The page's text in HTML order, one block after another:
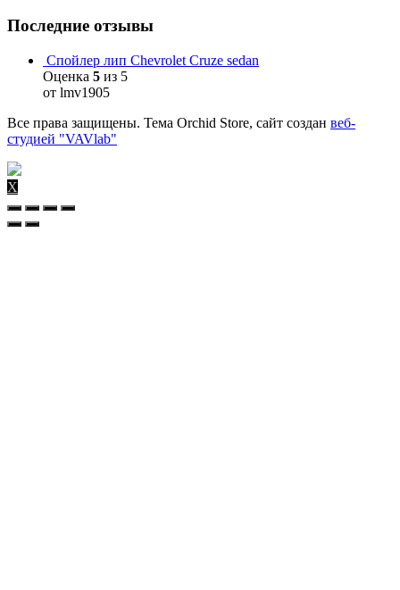
Последние отзывы
Спойлер лип Chevrolet Cruze sedan
Оценка 5 из 5
от lmv1905
Все права защищены. Тема Orchid Store, сайт создан веб-
студией "VAVlab"
X